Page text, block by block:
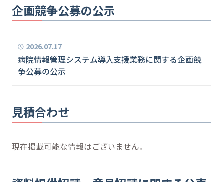
企画競争公募の公示
2026.07.17
病院情報管理システム導入支援業務に関する企画競
争公募の公示
見積合わせ
現在掲載可能な情報はございません。